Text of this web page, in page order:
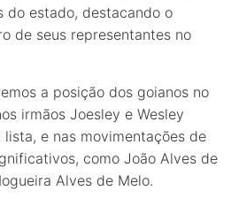
do estado, destacando o
de seus representantes no
a posição dos goianos no
irmãos Joesley e Wesley
e nas movimentações de
como João Alves de
Alves de Melo.